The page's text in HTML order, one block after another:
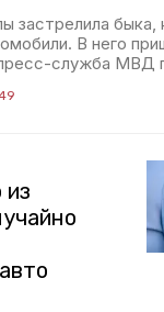
застрелила быка,
В него
служба МВД
из